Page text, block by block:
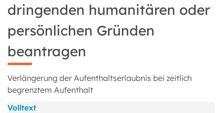
dringenden humanitären oder
persönlichen Gründen
beantragen
Verlängerung der Aufenthaltserlaubnis bei zeitlich
begrenztem Aufenthalt
Volltext